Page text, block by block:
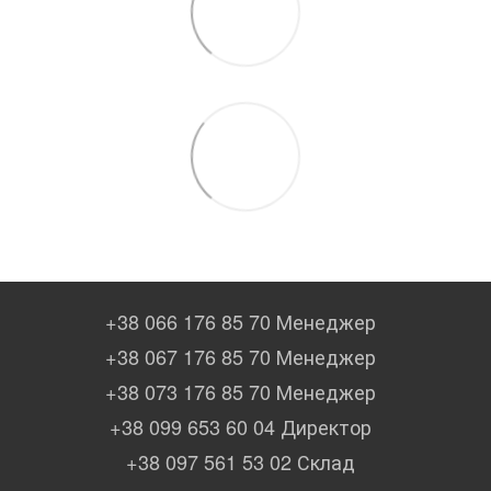
+38 066 176 85 70 Менеджер
+38 067 176 85 70 Менеджер
+38 073 176 85 70 Менеджер
+38 099 653 60 04 Директор
+38 097 561 53 02 Склад